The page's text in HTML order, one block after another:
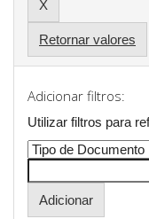
Retornar valores
Adicionar filtros:
Utilizar filtros para